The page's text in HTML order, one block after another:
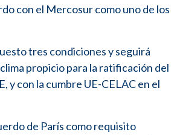
con el Mercosur como uno de los
tres condiciones y seguirá
propicio para la ratificación del
y con la cumbre UE-CELAC en el
de París como requisito